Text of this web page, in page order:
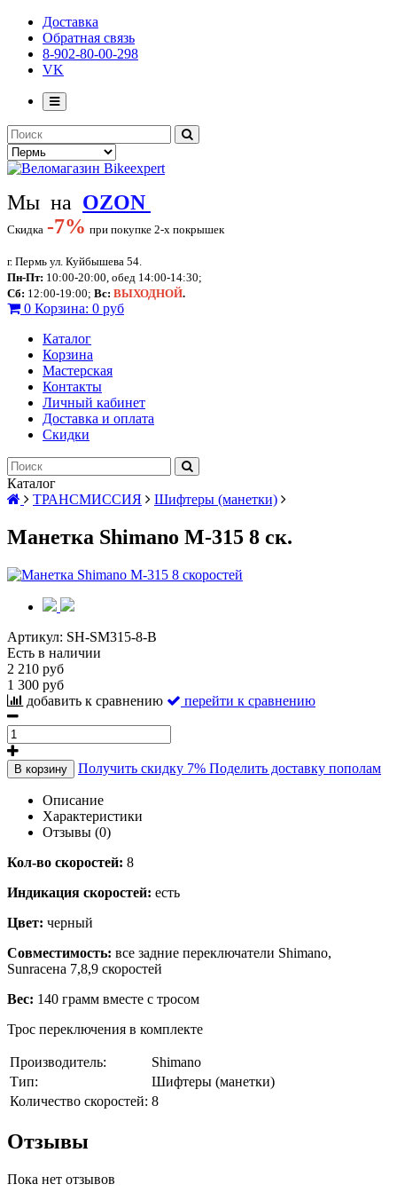
Доставка
Обратная связь
8-902-80-00-298
VK
Мы на OZON
Скидка -7% при покупке 2-х покрышек
г. Пермь ул. Куйбышева 54.
Пн-Пт: 10:00-20:00, обед 14:00-14:30;
Сб: 12:00-19:00; Вс: ВЫХОДНОЙ.
0 Корзина: 0 руб
Каталог
Корзина
Мастерская
Контакты
Личный кабинет
Доставка и оплата
Скидки
Каталог
ТРАНСМИССИЯ
Шифтеры (манетки)
Манетка Shimano M-315 8 ск.
Артикул: SH-SM315-8-B
Есть в наличии
2 210 руб
1 300 руб
добавить к сравнению
перейти к сравнению
В корзину Получить скидку 7% Поделить доставку пополам
Описание
Характеристики
Отзывы (0)
Кол-во скоростей: 8
Индикация скоростей: есть
Цвет: черный
Совместимость: все задние переключатели Shimano,
Sunraceна 7,8,9 скоростей
Вес: 140 грамм вместе с тросом
Трос переключения в комплекте
Производитель:
Shimano
Тип:
Шифтеры (манетки)
Количество скоростей: 8
Отзывы
Пока нет отзывов